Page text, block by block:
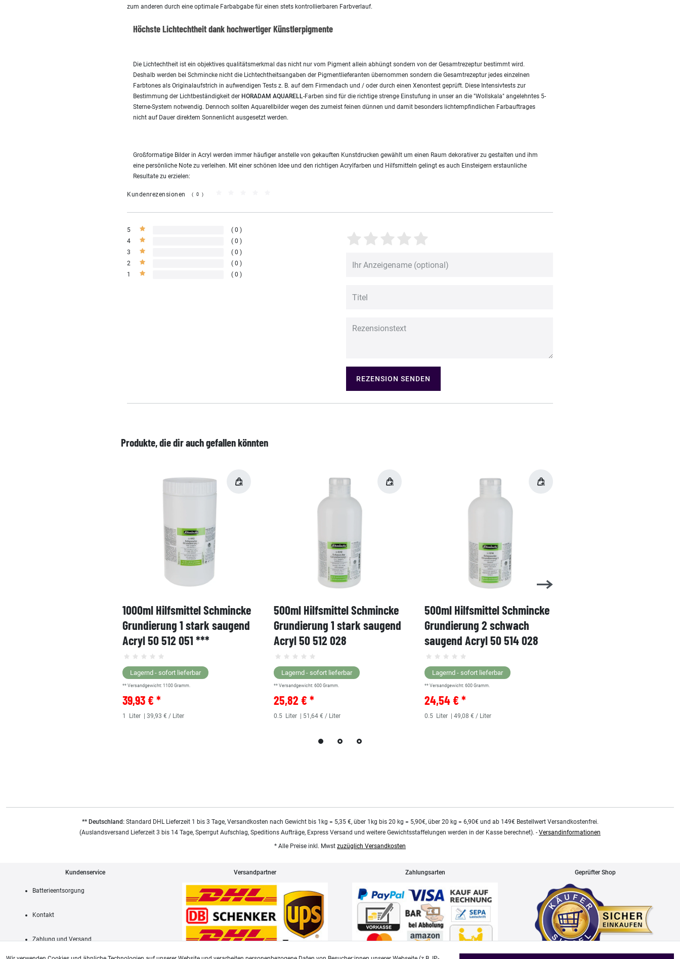
zum anderen durch eine optimale Farbabgabe für einen stets kontrollierbaren Farbverlauf.
Höchste Lichtechtheit dank hochwertiger Künstlerpigmente
Die Lichtechtheit ist ein objektives qualitätsmerkmal das nicht nur vom Pigment allein abhüngt sondern von der Gesamtrezeptur bestimmt wird.
Deshalb werden bei Schmincke nicht die Lichtechtheitsangaben der Pigmentlieferanten übernommen sondern die Gesamtrezeptur jedes einzelnen
Farbtones als Originalaufstrich in aufwendigen Tests z. B. auf dem Firmendach und / oder durch einen Xenontest geprüft. Diese Intensivtests zur
Bestimmung der Lichtbeständigkeit der HORADAM AQUARELL-Farben sind für die richtige strenge Einstufung in unser an die "Wollskala" angelehntes 5-
Sterne-System notwendig. Dennoch sollten Aquarellbilder wegen des zumeist feinen dünnen und damit besonders lichtempfindlichen Farbauftrages
nicht auf Dauer direktem Sonnenlicht ausgesetzt werden.
Großformatige Bilder in Acryl werden immer häufiger anstelle von gekauften Kunstdrucken gewählt um einen Raum dekorativer zu gestalten und ihm
eine persönliche Note zu verleihen. Mit einer schönen Idee und den richtigen Acrylfarben und Hilfsmitteln gelingt es auch Einsteigern erstaunliche
Resultate zu erzielen:
Kundenrezensionen (0)
5
0
4
0
3
0
2
0
1
0
REZENSION SENDEN
Produkte, die dir auch gefallen könnten
1000ml Hilfsmittel Schmincke
Grundierung 1 stark saugend
Acryl 50 512 051 ***
Lagernd - sofort lieferbar
** Versandgewicht: 1100 Gramm.
39,93 € *
1 Liter | 39,93 € / Liter
500ml Hilfsmittel Schmincke
Grundierung 1 stark saugend
Acryl 50 512 028
Lagernd - sofort lieferbar
** Versandgewicht: 600 Gramm.
25,82 € *
0.5 Liter | 51,64 € / Liter
500ml Hilfsmittel Schmincke
Grundierung 2 schwach
saugend Acryl 50 514 028
Lagernd - sofort lieferbar
** Versandgewicht:600 Gramm.
24,54 € *
0.5 Liter | 49,08 € / Liter
** Deutschland:Standard DHL Lieferzeit 1 bis 3 Tage, Versandkosten nach Gewicht bis 1kg = 5,35 €, über 1kg bis 20 kg = 5,90€, über 20 kg = 6,90€ und ab 149€ Bestellwert Versandkostenfrei.
(Auslandsversand Lieferzeit 3 bis 14 Tage, Sperrgut Aufschlag, Speditions Aufträge, Express Versand und weitere Gewichtsstaffelungen werden in der Kasse berechnet). - Versandinformationen
* Alle Preise inkl. Mwst zuzüglich Versandkosten
Kundenservice
Batterieentsorgung
Kontakt
Zahlung und Versand
Versandpartner Zahlungsarten Geprüfter Shop